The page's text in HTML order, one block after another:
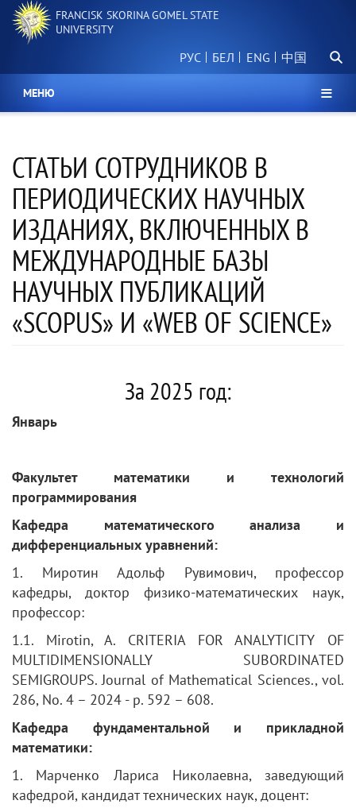
Skip
main
FRANCISK SKORINA GOMEL STATE
UNIVERSITY
РУС БЕЛ 中国
МЕНЮ
СТАТЬИ СОТРУДНИКОВ В
ПЕРИОДИЧЕСКИХ НАУЧНЫХ
ИЗДАНИЯХ, ВКЛЮЧЕННЫХ В
МЕЖДУНАРОДНЫЕ БАЗЫ
НАУЧНЫХ ПУБЛИКАЦИЙ
«SCOPUS» И «WEB OF SCIENCE»
За 2025 год:
Январь
Факультет математики и технологий
программирования
Кафедра математического анализа и
дифференциальных уравнений:
1. Миротин Адольф Рувимович, профессор
кафедры, доктор физико-математических наук,
профессор:
1.1. Mirotin, A. CRITERIA FOR ANALYTICITY OF
MULTIDIMENSIONALLY SUBORDINATED
SEMIGROUPS. Journal of Mathematical Sciences., vol.
286, No. 4 – 2024 - p. 592 – 608.
Кафедра фундаментальной и прикладной
математики:
1. Марченко Лариса Николаевна, заведующий
кафедрой, кандидат технических наук, доцент: